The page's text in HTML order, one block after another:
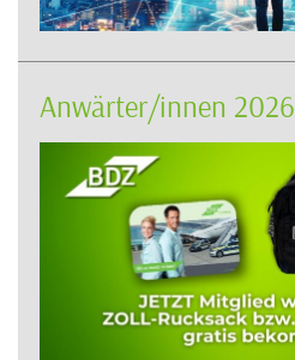
Anwärter/innen 2026